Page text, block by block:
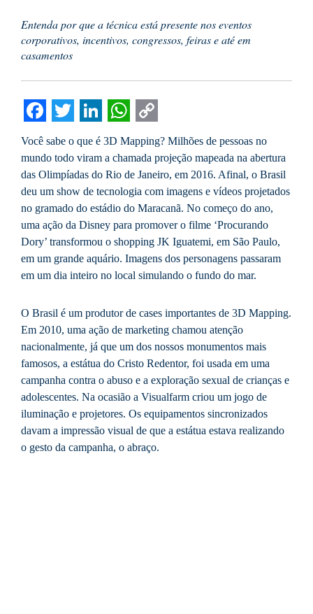
Entenda por que a técnica está presente nos eventos
corporativos, incentivos, congressos, feiras e até em
casamentos
Facebook
Twitter
LinkedIn
WhatsApp
Copy
Link
Você sabe o que é 3D Mapping? Milhões de pessoas no
mundo todo viram a chamada projeção mapeada na abertura
das Olimpíadas do Rio de Janeiro, em 2016. Afinal, o Brasil
deu um show de tecnologia com imagens e vídeos projetados
no gramado do estádio do Maracanã. No começo do ano,
uma ação da Disney para promover o filme ‘Procurando
Dory’ transformou o shopping JK Iguatemi, em São Paulo,
em um grande aquário. Imagens dos personagens passaram
em um dia inteiro no local simulando o fundo do mar.
O Brasil é um produtor de cases importantes de 3D Mapping.
Em 2010, uma ação de marketing chamou atenção
nacionalmente, já que um dos nossos monumentos mais
famosos, a estátua do Cristo Redentor, foi usada em uma
campanha contra o abuso e a exploração sexual de crianças e
adolescentes. Na ocasião a Visualfarm criou um jogo de
iluminação e projetores. Os equipamentos sincronizados
davam a impressão visual de que a estátua estava realizando
o gesto da campanha, o abraço.